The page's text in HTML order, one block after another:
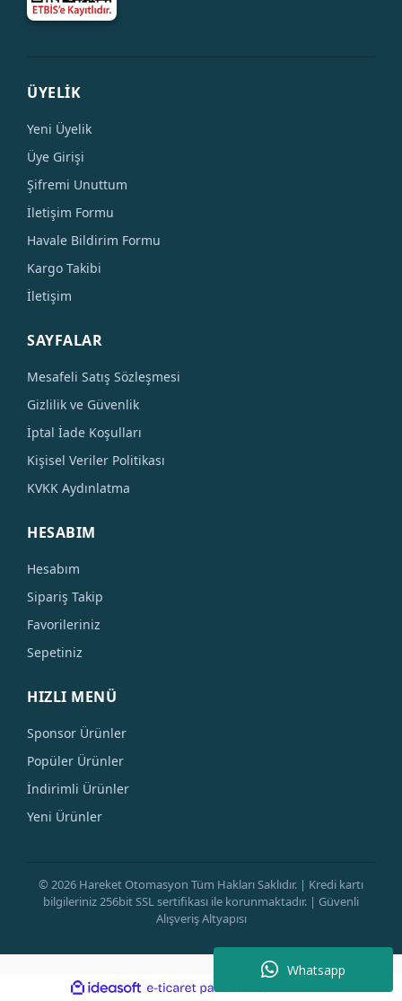
Whatsapp
ÜYELİK
Yeni Üyelik
Üye Girişi
Şifremi Unuttum
İletişim Formu
Havale Bildirim Formu
Kargo Takibi
İletişim
SAYFALAR
Mesafeli Satış Sözleşmesi
Gizlilik ve Güvenlik
İptal İade Koşulları
Kişisel Veriler Politikası
KVKK Aydınlatma
HESABIM
Hesabım
Sipariş Takip
Favorileriniz
Sepetiniz
HIZLI MENÜ
Sponsor Ürünler
Popüler Ürünler
İndirimli Ürünler
Yeni Ürünler
© 2026 Hareket Otomasyon Tüm Hakları Saklıdır. | Kredi kartı
bilgileriniz 256bit SSL sertifikası ile korunmaktadır. | Güvenli
Alışveriş Altyapısı
ideasoft